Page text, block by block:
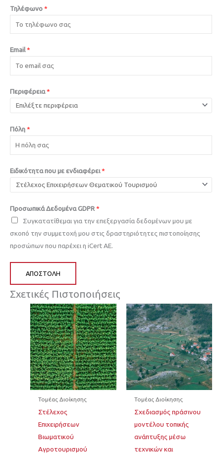
Τηλέφωνο*
Email*
Περιφέρεια*
Πόλη*
Ειδικότητα που με ενδιαφέρει*
Προσωπικά Δεδομένα GDPR*
Συγκατατίθεμαι για την επεξεργασία δεδομένων μου με
σκοπό την συμμετοχή μου στις δραστηριότητες πιστοποίησης
προσώπων που παρέχει η iCert AE.
ΑΠΟΣΤΟΛΉ
Σχετικές Πιστοποιήσεις
Τομέας Διοίκησης
Στέλεχος
Επιχειρήσεων
Βιωματικού
Αγροτουρισμού
Τομέας Διοίκησης
Σχεδιασμός πράσινου
μοντέλου τοπικής
ανάπτυξης μέσω
τεχνικών και